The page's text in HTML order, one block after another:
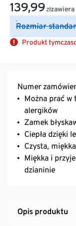
139,99 złzawiera
Rozmiar
Produkt
Numer
Można prać w
alergików
Zamek
Ciepła dzięki
Czysta,
Miękka i
dzianinie
Opis produktu